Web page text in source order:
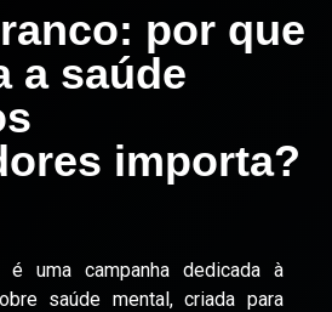
por que
a saúde
importa?
é uma campanha dedicada à
saúde mental, criada para